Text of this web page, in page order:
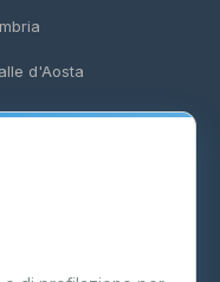
d'Aosta